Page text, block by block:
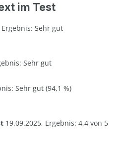
im Test
Sehr gut
Sehr gut
Sehr gut (94,1 %)
19.09.2025, Ergebnis: 4,4 von 5